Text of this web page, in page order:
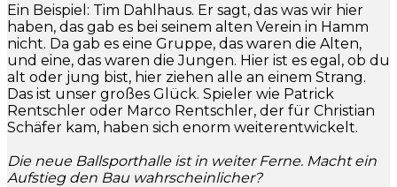
Ein Beispiel: Tim Dahlhaus. Er sagt, das was wir hier
haben, das gab es bei seinem alten Verein in Hamm
nicht. Da gab es eine Gruppe, das waren die Alten,
und eine, das waren die Jungen. Hier ist es egal, ob du
alt oder jung bist, hier ziehen alle an einem Strang.
Das ist unser großes Glück. Spieler wie Patrick
Rentschler oder Marco Rentschler, der für Christian
Schäfer kam, haben sich enorm weiterentwickelt.
Die neue Ballsporthalle ist in weiter Ferne. Macht ein
Aufstieg den Bau wahrscheinlicher?